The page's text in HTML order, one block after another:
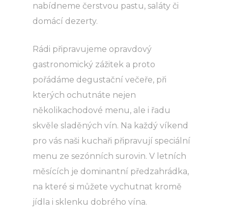
nabídneme čerstvou pastu, saláty či
domácí dezerty.
Rádi připravujeme opravdový
gastronomický zážitek a proto
pořádáme degustační večeře, při
kterých ochutnáte nejen
několikachodové menu, ale i řadu
skvěle sladěných vín. Na každý víkend
pro vás naši kuchaři připravují speciální
menu ze sezónních surovin. V letních
měsících je dominantní předzahrádka,
na které si můžete vychutnat kromě
jídla i sklenku dobrého vína.